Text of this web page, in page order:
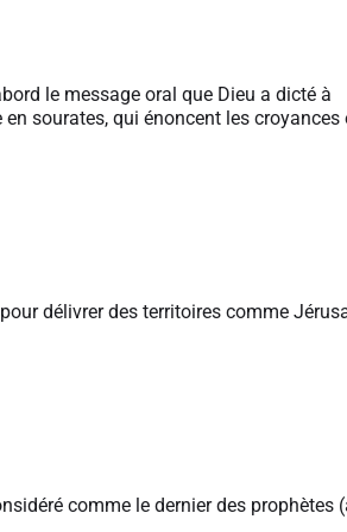
le message oral que Dieu a dicté à
sourates, qui énoncent les croyances
délivrer des territoires comme
comme le dernier des prophètes